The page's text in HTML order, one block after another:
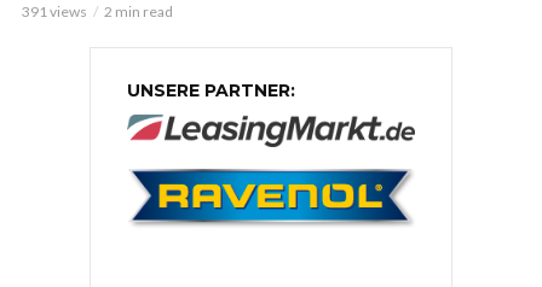
391 views 2 min read
UNSERE PARTNER: